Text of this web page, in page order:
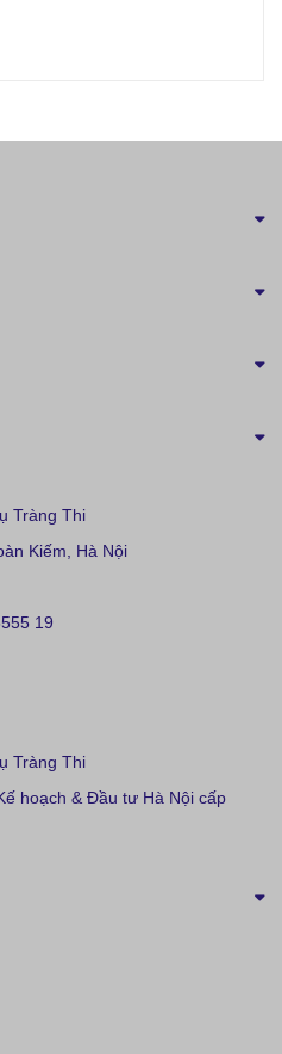
Tràng Thi
Kiếm, Hà Nội
19
Tràng Thi
hoạch & Đầu tư Hà Nội cấp